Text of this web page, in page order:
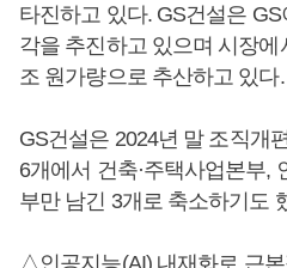
타진하고 있다. GS건설은
각을 추진하고 있으며 시장
조 원가량으로 추산하고 있다.
GS건설은 2024년 말 조직개
6개에서 건축·주택사업본부,
부만 남긴 3개로 축소하기도
△인공지능(AI) 내재화로 근